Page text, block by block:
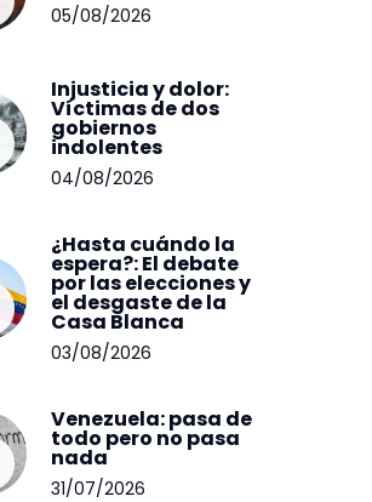
05/08/2026
Injusticia y dolor:
Víctimas de dos
gobiernos
indolentes
04/08/2026
¿Hasta cuándo la
espera?: El debate
por las elecciones y
el desgaste de la
Casa Blanca
03/08/2026
Venezuela: pasa de
todo pero no pasa
nada
31/07/2026